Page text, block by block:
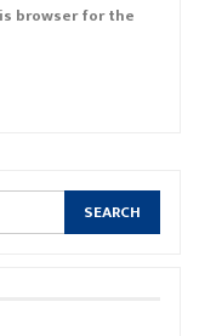
browser for the